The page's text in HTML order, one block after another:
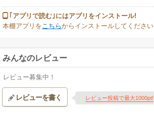
｢アプリで読む｣にはアプリをインストール!
本棚アプリをこちらからインストールしてください
みんなのレビュー
レビュー募集中！
レビューを書く レビュー投稿で最大1000pt!